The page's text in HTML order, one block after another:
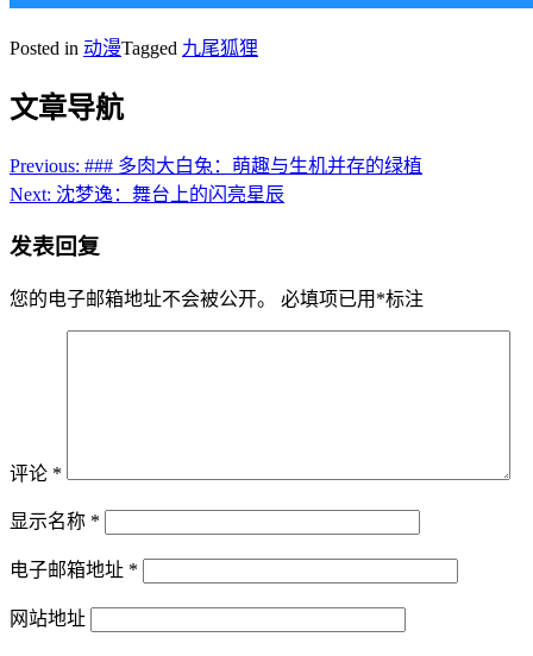
Posted in 动漫Tagged 九尾狐狸
文章导航
Previous: ### 多肉大白兔：萌趣与生机并存的绿植
Next: 沈梦逸：舞台上的闪亮星辰
发表回复
您的电子邮箱地址不会被公开。 必填项已用 *标注
评论 *
显示名称 *
电子邮箱地址 *
网站地址